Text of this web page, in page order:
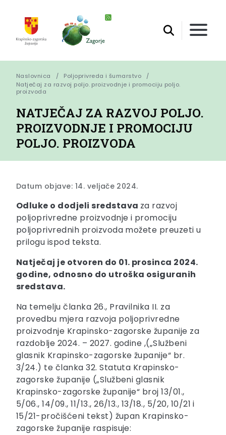
Naslovnica
Poljoprivreda i šumarstvo
Natječaj za razvoj poljo. proizvodnje i promociju poljo.
proizvoda
NATJEČAJ ZA RAZVOJ POLJO.
PROIZVODNJE I PROMOCIJU
POLJO. PROIZVODA
Datum objave: 14. veljače 2024.
Odluke o dodjeli sredstava za razvoj
poljoprivredne proizvodnje i promociju
poljoprivrednih proizvoda možete preuzeti u
prilogu ispod teksta.
Natječaj je otvoren do 01. prosinca 2024.
godine, odnosno do utroška osiguranih
sredstava.
Na temelju članka 26., Pravilnika II. za
provedbu mjera razvoja poljoprivredne
proizvodnje Krapinsko-zagorske županije za
razdoblje 2024. – 2027. godine ,(„Službeni
glasnik Krapinsko-zagorske županije“ br.
3/24.) te članka 32. Statuta Krapinsko-
zagorske županije („Službeni glasnik
Krapinsko-zagorske županije“ broj 13/01.,
5/06., 14/09., 11/13., 26/13., 13/18., 5/20, 10/21 i
15/21-pročišćeni tekst) župan Krapinsko-
zagorske županije raspisuje: